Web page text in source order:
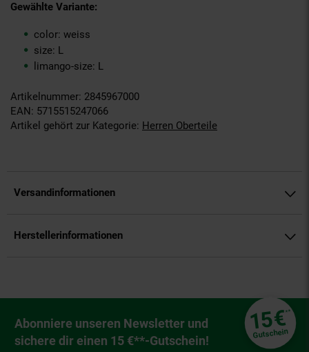
Gewählte Variante:
color: weiss
size: L
limango-size: L
Artikelnummer: 2845967000
EAN: 5715515247066
Artikel gehört zur Kategorie: Herren Oberteile
Versandinformationen
Herstellerinformationen
Newsletter Anmeldung
Abonniere unseren Newsletter und
sichere dir einen 15 €**-Gutschein!
15€**
Gutschein